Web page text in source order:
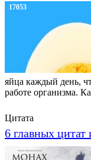
17053
яйца каждый день,
работе организма.
Цитата
6 главных